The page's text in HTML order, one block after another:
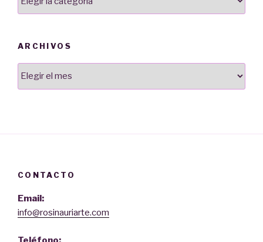
ARCHIVOS
CONTACTO
Email:
info@rosinauriarte.com